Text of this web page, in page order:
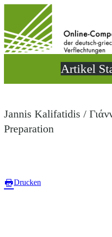
wechseln
Artikel
Jannis Kalifatidis /
Preparation
Drucken